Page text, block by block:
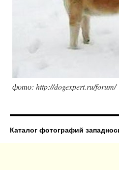
фото: http://dogexpert.ru/forum/
Каталог фотографий